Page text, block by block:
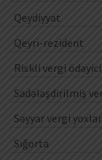
Qeydiyyat
Qeyri-rezident
Riskli vergi
Sadələşdirilmiş
Səyyar vergi
Sığorta